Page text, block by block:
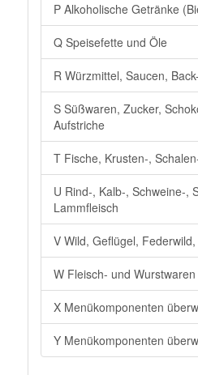
P Alkoholische Getränke
Q Speisefette und Öle
R Würzmittel, Saucen,
S Süßwaren, Zucker,
Aufstriche
T Fische, Krusten-,
U Rind-, Kalb-, Schweine-,
Lammfleisch
V Wild, Geflügel,
W Fleisch- und Wurstwaren
X Menükomponenten
Y Menükomponenten